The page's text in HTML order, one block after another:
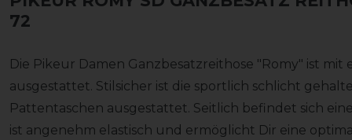
72
Die Pikeur Damen Ganzbesatzreithose "Romy" ist
ausgestattet. Stilsicher ist die sportlich schlicht
Pattentaschen ausgestattet. Seitlich befindet sich
ist angenehm elastisch und ermöglicht Dir eine